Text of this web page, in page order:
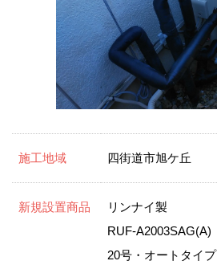
施工地域 四街道市旭ケ丘
新規設置商品
リンナイ製
RUF-A2003SAG(A)
20号・オートタイプ